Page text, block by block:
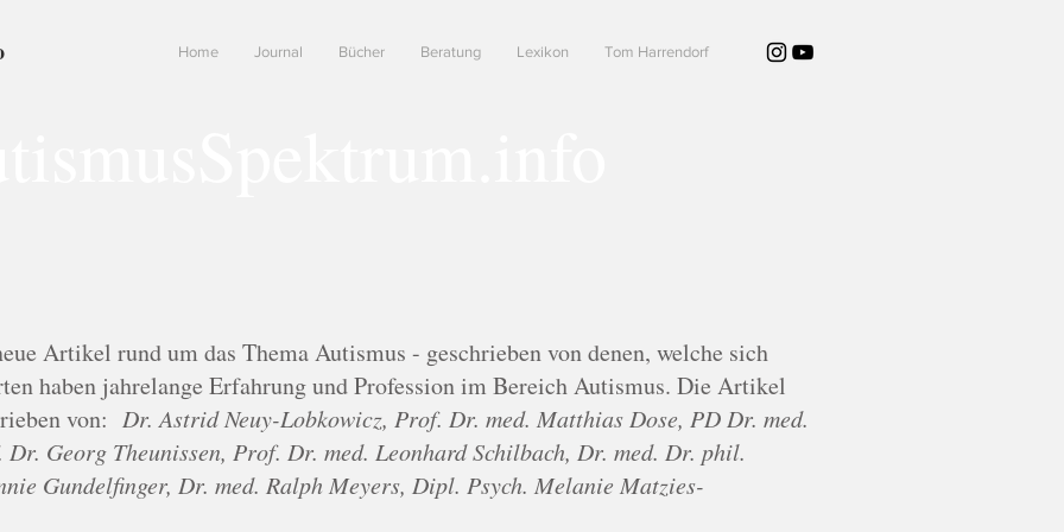
Home Journal Bücher Beratung Lexikon Tom Harrendorf
Artikel rund um das Thema Autismus - geschrieben von denen, welche sich
haben jahrelange Erfahrung und Profession im Bereich Autismus. Die Artikel
von: Dr. Astrid Neuy-Lobkowicz, Prof. Dr. med. Matthias Dose, PD Dr. med.
Georg Theunissen, Prof. Dr. med. Leonhard Schilbach, Dr. med. Dr. phil.
Gundelfinger, Dr. med. Ralph Meyers, Dipl. Psych. Melanie Matzies-